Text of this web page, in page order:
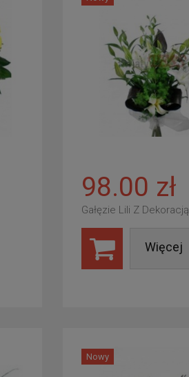
98.00 zł
Gałęzie Lili Z Dekoracją
Więcej
Nowy